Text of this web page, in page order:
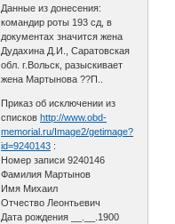
Данные из донесения:
командир роты 193 сд, в
документах значится жена
Дудахина Д.И., Саратовская
обл. г.Вольск, разыскивает
жена Мартынова ??П..
Приказ об исключении из
списковhttp://www.obd-
memorial.ru/Image2/getimage?
id=9240143 :
Номер записи 9240146
Фамилия Мартынов
Имя Михаил
Отчество Леонтьевич
Дата рождения __.__.1900